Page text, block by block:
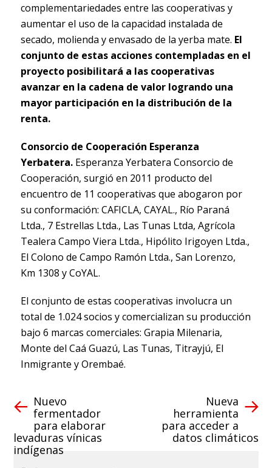
complementariedades entre las cooperativas y
aumentar el uso de la capacidad instalada de
secado, molienda y envasado de la yerba mate. El
conjunto de estas acciones contempladas en el
proyecto posibilitará a las cooperativas
avanzar en la cadena de valor logrando una
mayor participación en la distribución de la
renta.
Consorcio de Cooperación Esperanza
Yerbatera. Esperanza Yerbatera Consorcio de
Cooperación, surgió en 2011 producto del
encuentro de 11 cooperativas que abogaron por
su conformación: CAFICLA, CAYAL., Río Paraná
Ltda., 7 Estrellas Ltda., Las Tunas Ltda, Agrícola
Tealera Campo Viera Ltda., Hipólito Irigoyen Ltda.,
El Colono de Campo Ramón Ltda., San Lorenzo,
Km 1308 y CoYAL.
El conjunto de estas cooperativas involucra un
total de 1.024 socios y comercializan su producción
bajo 6 marcas comerciales: Grapia Milenaria,
Monte del Caá Guazú, Las Tunas, Titrayjú, El
Inmigrante y Orembaé.
Nuevo
fermentador
para elaborar
levaduras vínicas
indígenas
Nueva
herramienta
para acceder a
datos climáticos